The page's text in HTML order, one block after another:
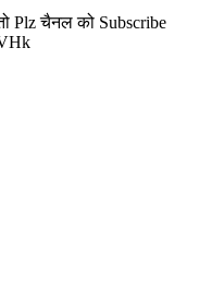
Plz चैनल को Subscribe